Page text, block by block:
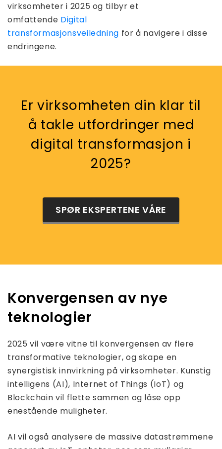
virksomheter i 2025 og tilbyr et
omfattende Digital
transformasjonsveiledning for å navigere i disse
endringene.
Er virksomheten din klar til
å takle utfordringer med
digital transformasjon i
2025?
SPØR EKSPERTENE VÅRE
Konvergensen av nye
teknologier
2025 vil være vitne til konvergensen av flere
transformative teknologier, og skape en
synergistisk innvirkning på virksomheter. Kunstig
intelligens (AI), Internet of Things (IoT) og
Blockchain vil flette sammen og låse opp
enestående muligheter.
AI vil også analysere de massive datastrømmene